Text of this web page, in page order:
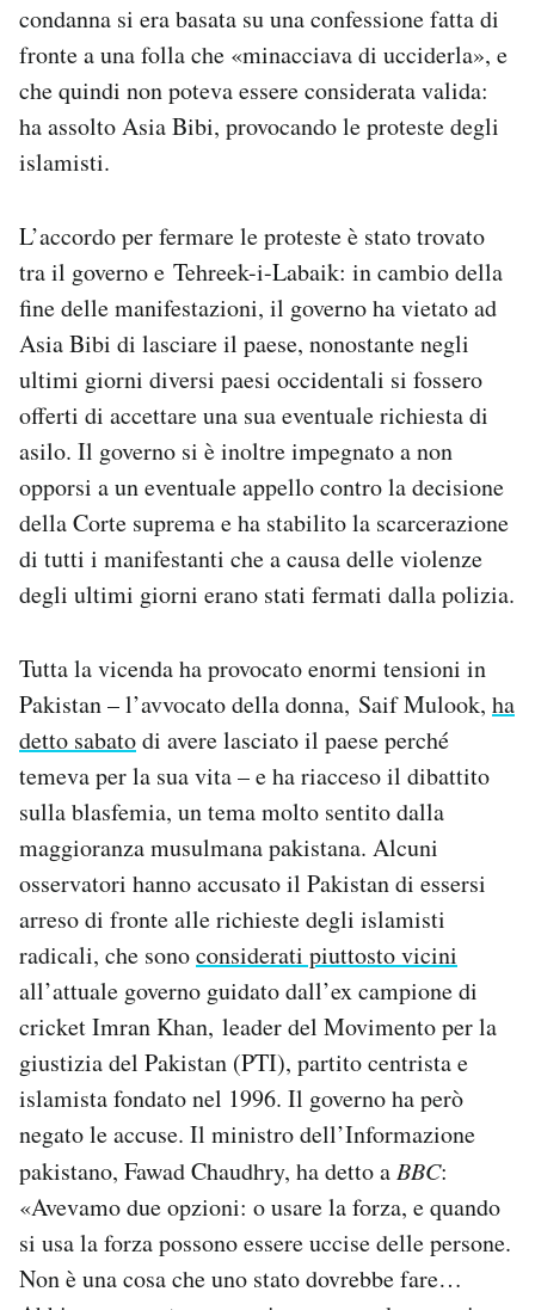
condanna si era basata su una confessione fatta di
fronte a una folla che «minacciava di ucciderla», e
che quindi non poteva essere considerata valida:
ha assolto Asia Bibi, provocando le proteste degli
islamisti.
L’accordo per fermare le proteste è stato trovato
tra il governo e Tehreek-i-Labaik: in cambio della
fine delle manifestazioni, il governo ha vietato ad
Asia Bibi di lasciare il paese, nonostante negli
ultimi giorni diversi paesi occidentali si fossero
offerti di accettare una sua eventuale richiesta di
asilo. Il governo si è inoltre impegnato a non
opporsi a un eventuale appello contro la decisione
della Corte suprema e ha stabilito la scarcerazione
di tutti i manifestanti che a causa delle violenze
degli ultimi giorni erano stati fermati dalla polizia.
Tutta la vicenda ha provocato enormi tensioni in
Pakistan – l’avvocato della donna, Saif Mulook, ha
detto sabatodi avere lasciato il paese perché
temeva per la sua vita – e ha riacceso il dibattito
sulla blasfemia, un tema molto sentito dalla
maggioranza musulmana pakistana. Alcuni
osservatori hanno accusato il Pakistan di essersi
arreso di fronte alle richieste degli islamisti
radicali, che sonoconsiderati piuttosto vicini
all’attuale governo guidato dall’ex campione di
cricket Imran Khan, leader del Movimento per la
giustizia del Pakistan (PTI), partito centrista e
islamista fondato nel 1996. Il governo ha però
negato le accuse. Il ministro dell’Informazione
pakistano, Fawad Chaudhry, ha detto a BBC:
«Avevamo due opzioni: o usare la forza, e quando
si usa la forza possono essere uccise delle persone.
Non è una cosa che uno stato dovrebbe fare…